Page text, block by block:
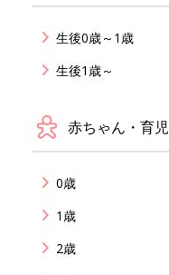
生後0歳～1歳
生後1歳～
赤ちゃん・育児
0歳
1歳
2歳